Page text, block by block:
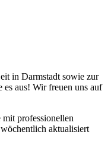
in Darmstadt sowie zur
aus! Wir freuen uns auf
professionellen
aktualisiert